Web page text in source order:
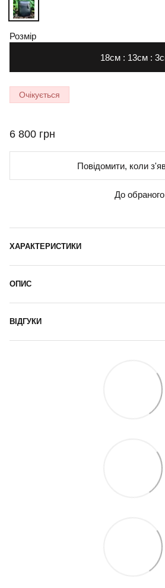
Розмір
18см : 13см :
Очікується
6 800 грн
Повідомити, коли
До обраного
ХАРАКТЕРИСТИКИ
ОПИС
ВІДГУКИ